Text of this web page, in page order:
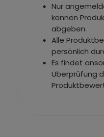
Nur
können
abgeben.
Alle
persönlich
Es findet
Überprüfung